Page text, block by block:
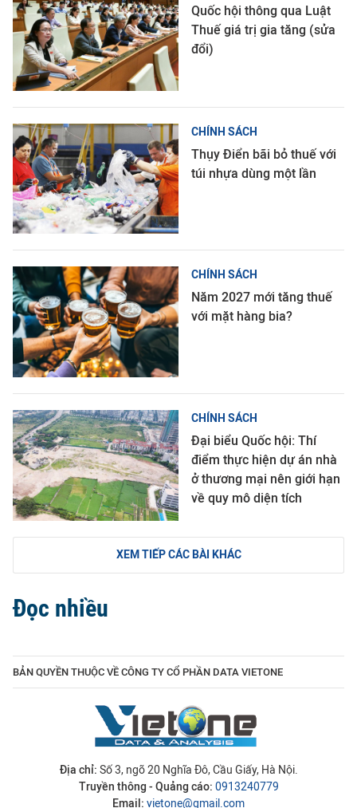
Quốc hội thông qua Luật
Thuế giá trị gia tăng (sửa
đổi)
CHÍNH SÁCH
Thụy Điển bãi bỏ thuế với
túi nhựa dùng một lần
CHÍNH SÁCH
Năm 2027 mới tăng thuế
với mặt hàng bia?
CHÍNH SÁCH
Đại biểu Quốc hội: Thí
điểm thực hiện dự án nhà
ở thương mại nên giới hạn
về quy mô diện tích
XEM TIẾP CÁC BÀI KHÁC
Đọc nhiều
BẢN QUYỀN THUỘC VỀ CÔNG TY CỔ PHẦN DATA VIETONE
Địa chỉ: Số 3, ngõ 20 Nghĩa Đô, Cầu Giấy, Hà Nội.
Truyền thông - Quảng cáo: 0913240779
Email: vietone@gmail.com